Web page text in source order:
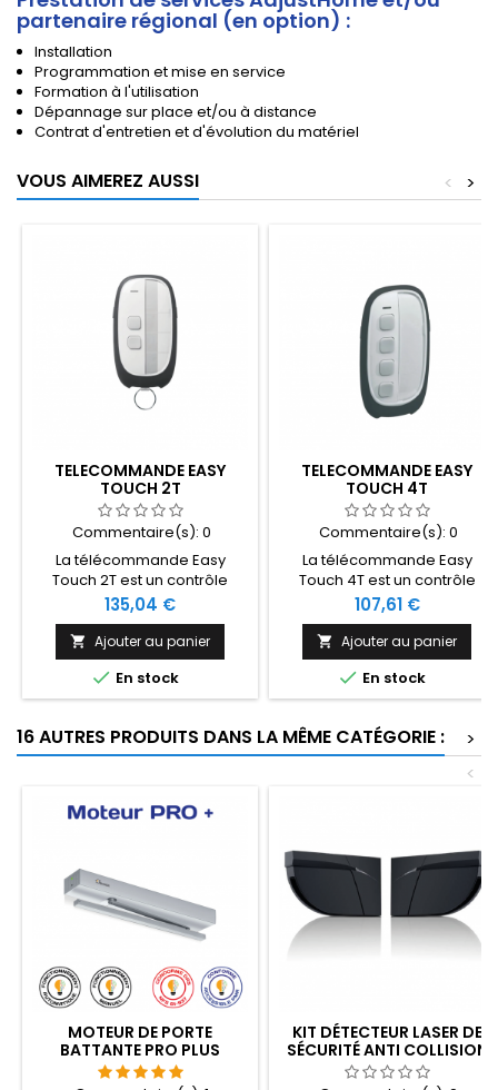
partenaire régional (en option) :
Installation
Programmation et mise en service
Formation à l'utilisation
Dépannage sur place et/ou à distance
Contrat d'entretien et d'évolution du matériel
VOUS AIMEREZ AUSSI >
<
TELECOMMANDE EASY
TOUCH 2T
Commentaire(s): 0
La télécommande Easy
Touch 2T est un contrôle
d'environnement domotique
PMR qui permet à une
personne en situation de
handicap de piloter son lieu
de vie en autonomie en
utilisant 2 touches au total.
Prix
135,04 €
 Ajouter au panier
 En stock
TELECOMMANDE EASY
TOUCH 4T
Commentaire(s): 0
La télécommande Easy
Touch 4T est un contrôle
d'environnement domotique
qui permet à une personne
en situation de handicap de
piloter son lieu de vie en
autonomie en utilisant 4
touches au total. Moyen
Prix
107,61 €
 Ajouter au panier
 En stock
16 AUTRES PRODUITS DANS LA MÊME CATÉGORIE :
>
<
MOTEUR DE PORTE
BATTANTE PRO PLUS
KIT DÉTECTEUR LASER DE
SÉCURITÉ ANTI COLLISION